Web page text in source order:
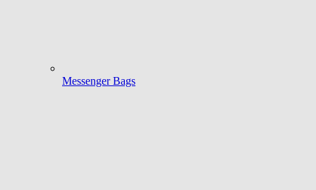
Messenger Bags